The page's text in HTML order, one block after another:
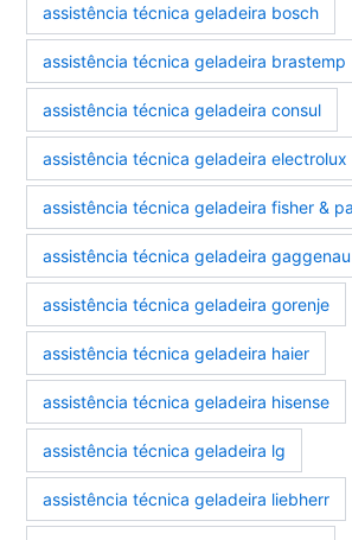
assistência técnica geladeira bosch
assistência técnica geladeira brastemp
assistência técnica geladeira consul
assistência técnica geladeira electrolux
assistência técnica geladeira fisher &
assistência técnica geladeira gaggenau
assistência técnica geladeira gorenje
assistência técnica geladeira haier
assistência técnica geladeira hisense
assistência técnica geladeira lg
assistência técnica geladeira liebherr